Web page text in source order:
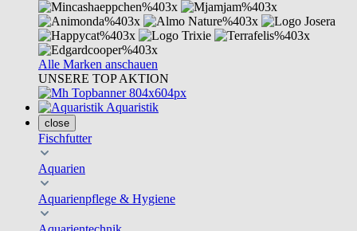
Alle Marken anschauen
UNSERE TOP AKTION
Aquaristik
close
Fischfutter
Aquarien
Aquarienpflege & Hygiene